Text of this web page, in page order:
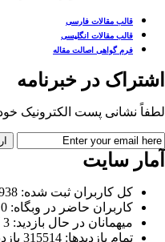
قالب مقالات فارسی
قالب مقالات انگلیسی
فرم گواهی اصالت مقاله
اشتراک در خبرنامه
لطفاً نشانی پست الکترونیک خود
آمار سایت
کل کاربران ثبت شده: 938 کاربر
کاربران حاضر در وبگاه: 0 کاربر
میهمانان در حال بازدید: 3 کاربر
تمام بازدید‌ها: 315514 بازدید